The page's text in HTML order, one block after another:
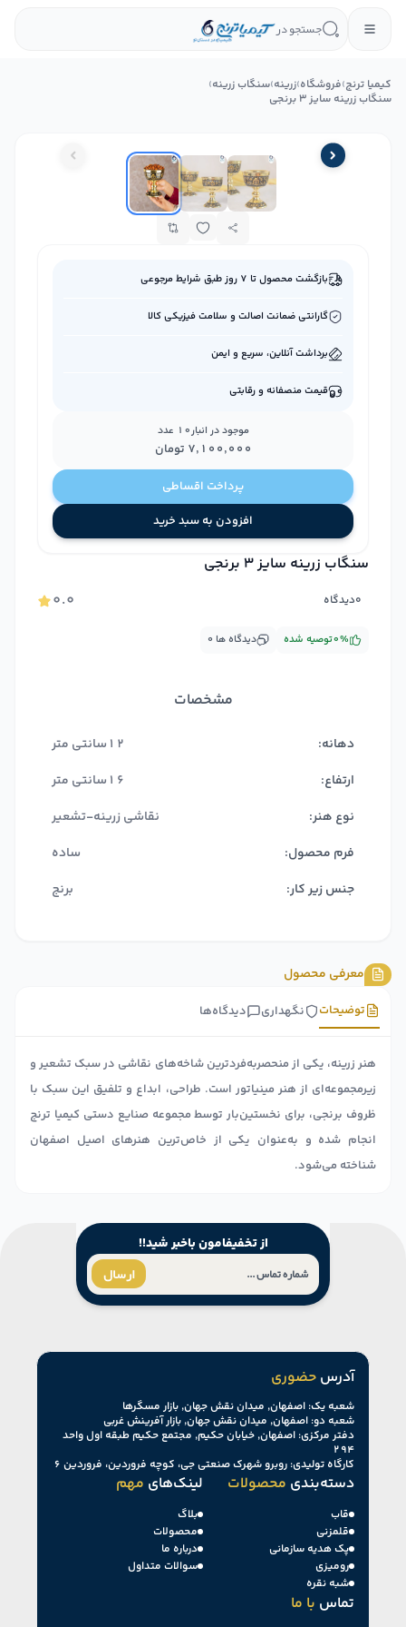
جستجو در
کیمیا ترنج›فروشگاه›زرینه›سنگاب زرینه›
سنگاب زرینه سایز 3 برنجی
سنگاب زرینه سایز 3 برنجی
۰.۰
دیدگاه۰
۰ دیدگاه ها توصیه شده۰%
مشخصات
دهانه:
12سانتی متر
ارتفاع:
16سانتی متر
نوع هنر:
نقاشی زرینه-تشعیر
فرم محصول:
ساده
جنس زیر کار:
برنج
بازگشت محصول تا ۷ روز طبق شرایط مرجوعی
گارانتی ضمانت اصالت و سلامت فیزیکی کالا
برداشت آنلاین، سریع و ایمن
قیمت منصفانه و رقابتی
موجود در انبار10 عدد
۷٬۱۰۰٬۰۰۰ تومان
پرداخت اقساطی
افزودن به سبد خرید
معرفی محصول
دیدگاه‌ها نگهداری توضیحات
هنر زرینه، یکی از منحصربه‌فردترین شاخه‌های نقاشی در سبک تشعیر و
زیرمجموعه‌ای از هنر مینیاتور است. طراحی، ابداع و تلفیق این سبک با
ظروف برنجی، برای نخستین‌بار توسط مجموعه صنایع دستی کیمیا ترنج
انجام شده و به‌عنوان یکی از خاص‌ترین هنرهای اصیل اصفهان
شناخته می‌شود.
ارسال
از تخفیفامون باخبر شید!!
آدرس حضوری
شعبه یک: اصفهان, میدان نقش جهان, بازار مسگرها
شعبه دو: اصفهان, میدان نقش جهان, بازار آفرینش غربی
دفتر مرکزی: اصفهان, خیابان حکیم, مجتمع حکیم طبقه اول واحد
۲۹۴
کارگاه تولیدی: روبرو شهرک صنعتی جی، کوچه فروردین، فروردین ۶
لینک‌های مهم
بلاگ
محصولات
درباره ما
سوالات متداول
دسته‌بندی محصولات
قاب
قلمزنی
پک هدیه سازمانی
رومیزی
شبه نقره
تماس با ما